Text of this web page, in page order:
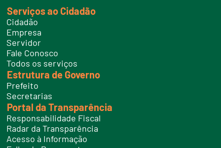
t
e
l
f
o
e
s
Serviços ao Cidadão
Cidadão
Empresa
Servidor
Fale Conosco
Todos os serviços
Estrutura de Governo
Prefeito
Secretarias
Portal da Transparência
Responsabilidade Fiscal
Radar da Transparência
Acesso à Informação